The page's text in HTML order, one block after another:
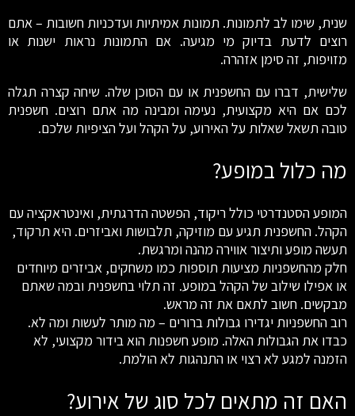
שנית, שימו לב לתמונות. תמונות אמיתיות ועדכניות חשובות – אתם
רוצים לדעת בדיוק מי מגיעה. אם התמונות נראות ישנות או
מזויפות, זה סימן אזהרה.
שלישית, דברו עם החשפנית או עם הסוכן שלה. שיחה קצרה תגלה
לכם אם היא מקצועית, נעימה ומבינה מה אתם רוצים. חשפנית
טובה תשאל שאלות על האירוע, על הקהל ועל הציפיות שלכם.
מה כלול במופע?
המופע הסטנדרטי כולל ריקוד, הפשטה הדרגתית, ואינטראקציה עם
הקהל. החשפנית תגיע עם מוזיקה, תלבושות ואביזרים. היא תרקוד,
תעשה מופע ותיצור אווירה מהנה ומרגשת.
חלק מהחשפניות מציעות תוספות כמו משחקים, אביזרים מיוחדים
או אפילו שילוב של הקהל במופע. זה תלוי בחשפנית ובמה שאתם
מבקשים. חשוב לתאם את זה מראש.
רוב החשפניות יגדירו גבולות ברורים – מה מותר לעשות ומה לא.
כבדו את הגבולות האלה. מופע חשפנות הוא בידור מקצועי, לא
הזמנה למגע לא רצוי או התנהגות לא הולמת.
האם זה מתאים לכל סוג של אירוע?